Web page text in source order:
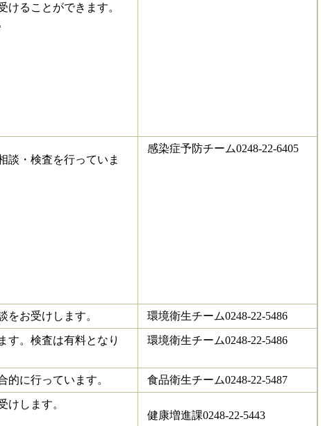
けることができます。
談・検査を行っていま
感染症予防チーム0248-22-6405
をお受けします。 環境衛生チーム0248-22-5486
す。検査は有料となり
環境衛生チーム0248-22-5486
的に行っています。 食品衛生チーム0248-22-5487
けします。
健康増進課0248-22-5443